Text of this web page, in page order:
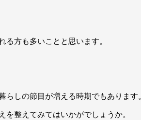
方も多いことと思います。
しの節目が増える時期でもあります。
整えてみてはいかがでしょうか。